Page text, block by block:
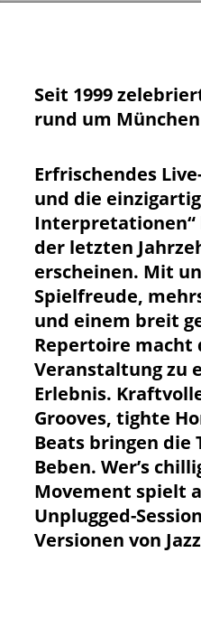
Seit 1999
rund um München
Erfrischendes
und die
Interpretationen“
der letzten
erscheinen. Mit
Spielfreude,
und einem breit
Repertoire macht
Veranstaltung zu
Erlebnis.
Grooves, tighte
Beats bringen die
Beben. Wer’s
Movement spielt
Unplugged-
Versionen von